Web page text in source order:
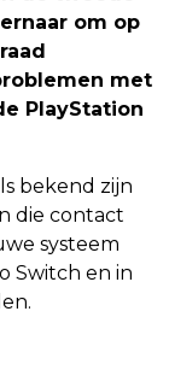
om op
met
PlayStation
bekend zijn
die contact
systeem
Switch en in